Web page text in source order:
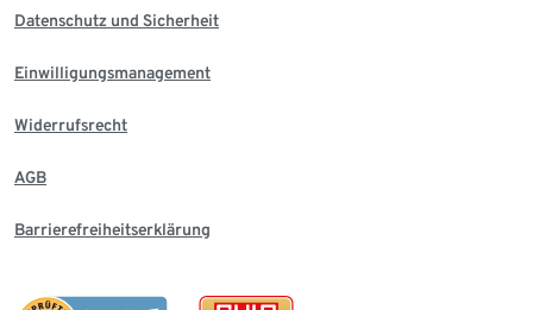
Datenschutz und Sicherheit
Einwilligungsmanagement
Widerrufsrecht
AGB
Barrierefreiheitserklärung